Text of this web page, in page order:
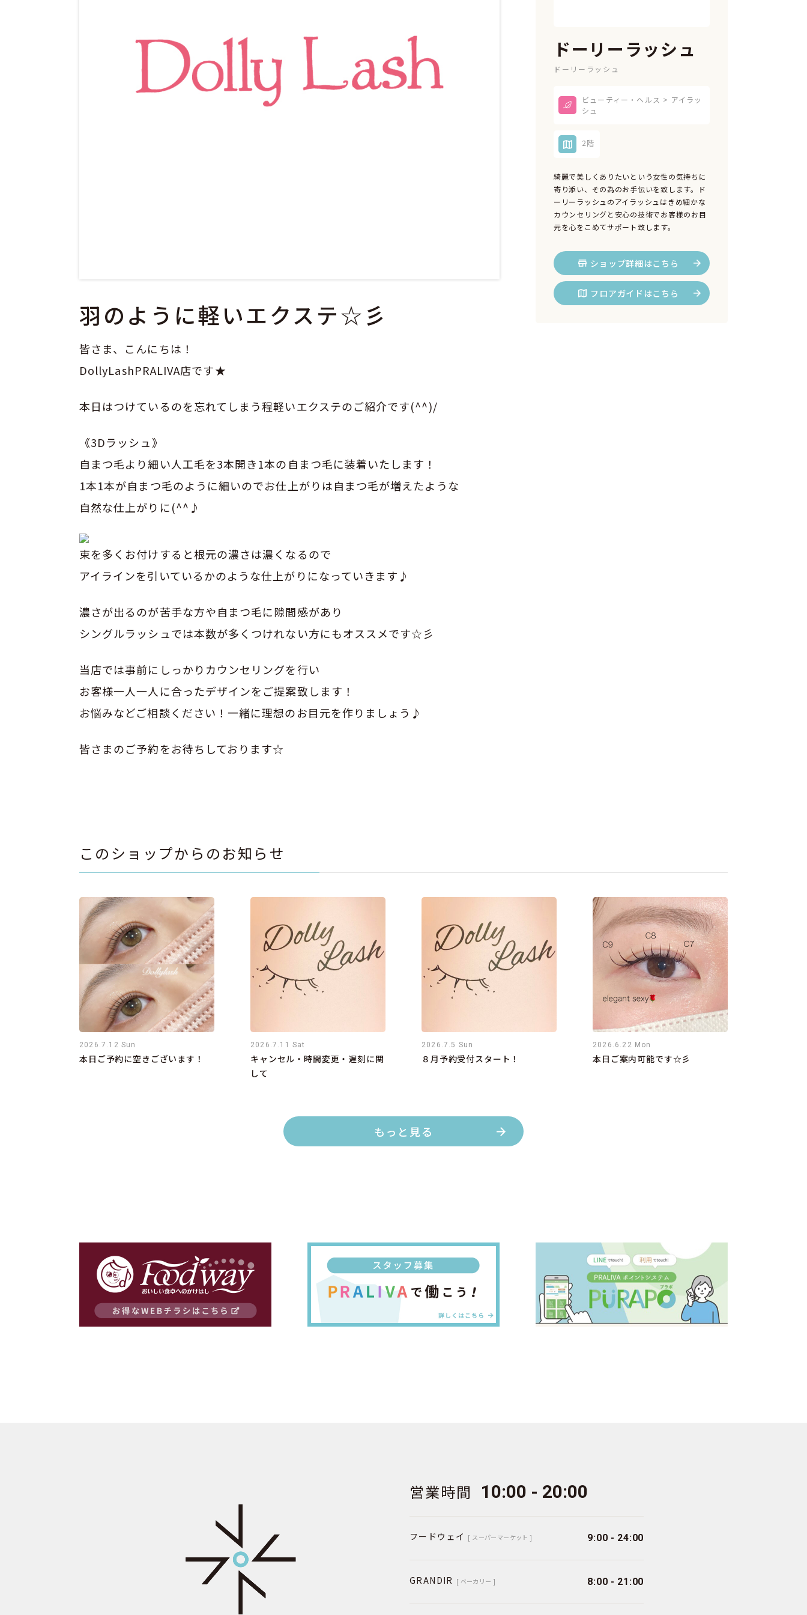
羽のように軽いエクステ☆彡
皆さま、こんにちは！
DollyLashPRALIVA店です★
本日はつけているのを忘れてしまう程軽いエクステのご紹介です(^^)/
《3Dラッシュ》
自まつ毛より細い人工毛を3本開き1本の自まつ毛に装着いたします！
1本1本が自まつ毛のように細いのでお仕上がりは自まつ毛が増えたような
自然な仕上がりに(^^♪
束を多くお付けすると根元の濃さは濃くなるので
アイラインを引いているかのような仕上がりになっていきます♪
濃さが出るのが苦手な方や自まつ毛に隙間感があり
シングルラッシュでは本数が多くつけれない方にもオススメです☆彡
当店では事前にしっかりカウンセリングを行い
お客様一人一人に合ったデザインをご提案致します！
お悩みなどご相談ください！一緒に理想のお目元を作りましょう♪
皆さまのご予約をお待ちしております☆
ドーリーラッシュ
ドーリーラッシュ
ビューティー・ヘルス > アイラッ
シュ
2階
綺麗で美しくありたいという女性の気持ちに
寄り添い、その為のお手伝いを致します。ド
ーリーラッシュのアイラッシュはきめ細かな
カウンセリングと安心の技術でお客様のお目
元を心をこめてサポート致します。
ショップ詳細はこちら
フロアガイドはこちら
このショップからのお知らせ
2026.7.12 Sun
本日ご予約に空きございます！
2026.7.11 Sat
キャンセル・時間変更・遅刻に関
して
2026.7.5 Sun
８月予約受付スタート！
2026.6.22 Mon
本日ご案内可能です☆彡
もっと見る
営業時間 10:00 - 20:00
フードウェイ [ スーパーマーケット ] 9:00 - 24:00
GRANDIR [ ベーカリー ] 8:00 - 21:00